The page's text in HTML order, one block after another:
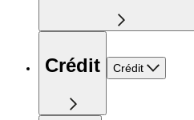
Crédit Crédit